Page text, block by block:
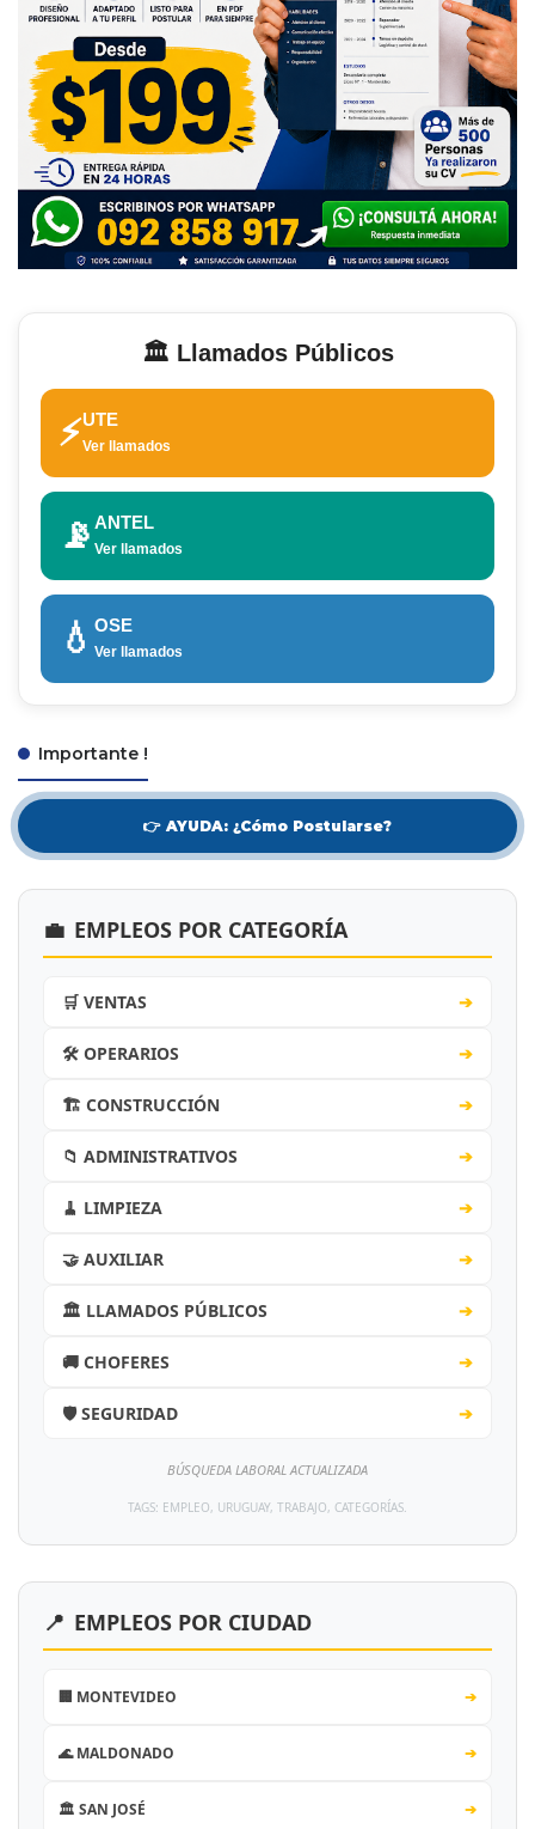
🏛️ Llamados Públicos
⚡UTE
Ver llamados
📡 ANTEL
Ver llamados
💧 OSE
Ver llamados
Importante !
👉 AYUDA: ¿Cómo Postularse?
💼 EMPLEOS POR CATEGORÍA
🛒 VENTAS ➔
🛠️ OPERARIOS ➔
🏗️ CONSTRUCCIÓN ➔
📁 ADMINISTRATIVOS ➔
🧹 LIMPIEZA ➔
🤝 AUXILIAR ➔
🏛️ LLAMADOS PÚBLICOS ➔
🚚 CHOFERES ➔
🛡️ SEGURIDAD ➔
BÚSQUEDA LABORAL ACTUALIZADA
TAGS: EMPLEO, URUGUAY, TRABAJO, CATEGORÍAS.
📍 EMPLEOS POR CIUDAD
🏢 MONTEVIDEO ➔
🌊 MALDONADO ➔
🏛️ SAN JOSÉ ➔